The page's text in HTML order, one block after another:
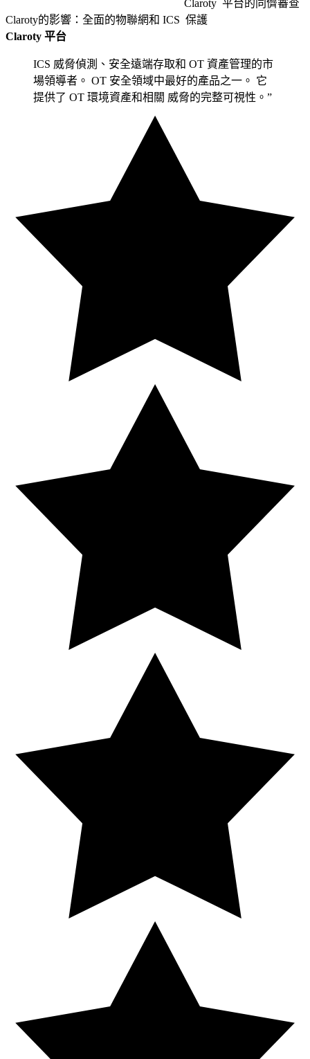
Claroty 平台的同儕審查
Claroty的影響：全面的物聯網和 ICS 保護
Claroty 平台
ICS 威脅偵測、安全遠端存取和 OT 資產管理的市
場領導者。 OT 安全領域中最好的產品之一。 它
提供了 OT 環境資產和相關 威脅的完整可視性。”